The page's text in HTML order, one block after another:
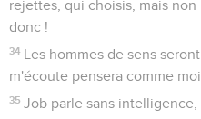
rejettes, qui choisis, mais
donc !
34 Les hommes de sens
m'écoute pensera comme moi.
35 Job parle sans